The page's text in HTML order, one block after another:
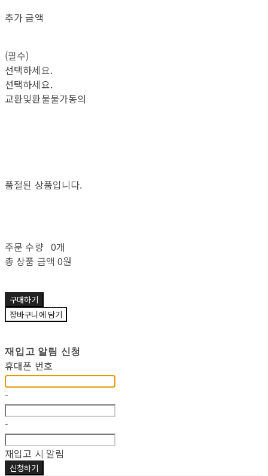
추가 금액
(필수)
선택하세요.
선택하세요.
교환및환불불가동의
품절된 상품입니다.
주문 수량 0개
총 상품 금액 0원
구매하기
장바구니에 담기
재입고 알림 신청
휴대폰 번호
-
-
재입고 시 알림
신청하기